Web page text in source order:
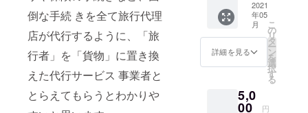
倒な⼿続 きを全て旅⾏代理
店が代⾏するように、「旅
⾏者」を「貨物」に置き換
えた代⾏サービス 事業者と
とらえてもらうとわかりや
私たちフォ
ワーダーが
できること
を可能な限
り実⾏し、
ある⽇本の
⾮売
品） ・
プロ
ジェク
トの活
動報告
・ご希
は弊社
HP に⽀
2021
年05
月
詳細を見る
こ
の
リ
タ
ー
ン
を
選
択
す
る
5,0
00 円